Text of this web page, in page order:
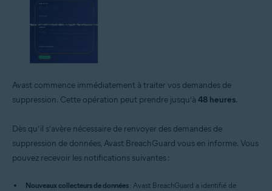
Avast commence immédiatement à traiter vos demandes de
suppression. Cette opération peut prendre jusqu’à 48 heures.
Dès qu’il s’avère nécessaire de renvoyer des demandes de
suppression de données, Avast BreachGuard vous en informe. Vous
pouvez recevoir les notifications suivantes :
Nouveaux collecteurs de données : Avast BreachGuard a identifié de